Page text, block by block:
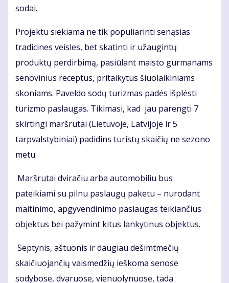
sodai.
Projektu siekiama ne tik populiarinti senąsias
tradicines veisles, bet skatinti ir užaugintų
produktų perdirbimą, pasiūlant maisto gurmanams
senovinius receptus, pritaikytus šiuolaikiniams
skoniams. Paveldo sodų turizmas padės išplėsti
turizmo paslaugas. Tikimasi, kad jau parengti 7
skirtingi maršrutai (Lietuvoje, Latvijoje ir 5
tarpvalstybiniai) padidins turistų skaičių ne sezono
metu.
Maršrutai dviračiu arba automobiliu bus
pateikiami su pilnu paslaugų paketu – nurodant
maitinimo, apgyvendinimo paslaugas teikiančius
objektus bei pažymint kitus lankytinus objektus.
Septynis, aštuonis ir daugiau dešimtmečių
skaičiuojančių vaismedžių ieškoma senose
sodybose, dvaruose, vienuolynuose, tada